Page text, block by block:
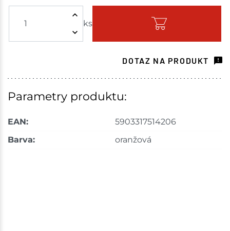
ks
Skladem - ihned k odeslání
Choceň 1 ks
DOTAZ NA PRODUKT
Parametry produktu:
EAN:
5903317514206
Barva:
oranžová